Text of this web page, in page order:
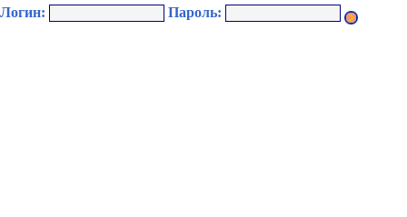
Логин: Пароль: